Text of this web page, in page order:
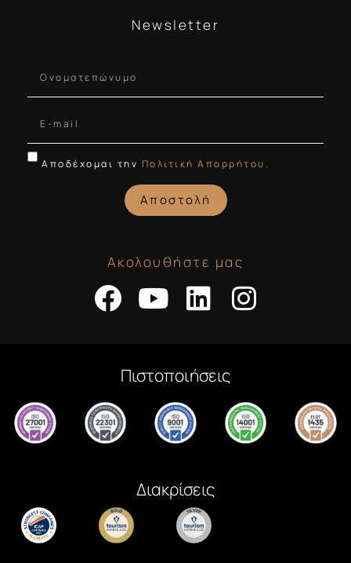
Newsletter
Αποδέχομαι την Πολιτική Απορρήτου.
Αποστολή
Ακολουθήστε μας
Πιστοποιήσεις
Διακρίσεις